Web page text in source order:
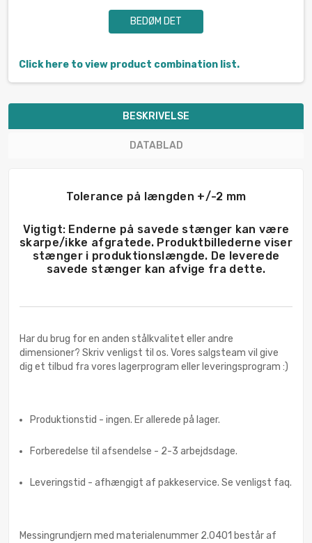
BEDØM DET
Click here to view product combination list.
BESKRIVELSE
DATABLAD
Tolerance på længden +/-2 mm
Vigtigt: Enderne på savede stænger kan være
skarpe/ikke afgratede. Produktbillederne viser
stænger i produktionslængde. De leverede
savede stænger kan afvige fra dette.
Har du brug for en anden stålkvalitet eller andre
dimensioner? Skriv venligst til os. Vores salgsteam vil give
dig et tilbud fra vores lagerprogram eller leveringsprogram :)
Produktionstid - ingen. Er allerede på lager.
Forberedelse til afsendelse - 2-3 arbejdsdage.
Leveringstid - afhængigt af pakkeservice. Se venligst faq.
Messingrundjern med materialenummer 2.0401 består af